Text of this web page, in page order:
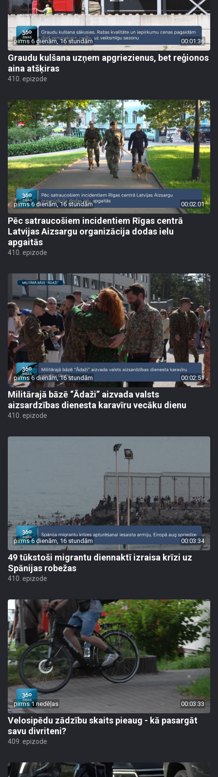
pirms 6 dienām, 16 stundām 00:01:36
Graudu kulšana uzņem apgriezienus, bet reģionos
aina atšķiras
410. epizode
pirms 6 dienām, 16 stundām 00:02:01
Pēc satraucošiem incidentiem Rīgas centrā
Latvijas Aizsargu organizācija dodas ielu
apgaitās
410. epizode
pirms 6 dienām, 16 stundām 00:02:51
Militārajā bāzē “Ādaži” aizvada valsts
aizsardzības dienesta karavīru vecāku dienu
410. epizode
pirms 6 dienām, 16 stundām 00:03:34
49 tūkstoši migrantu diennaktī izraisa krīzi uz
Spānijas robežas
410. epizode
pirms 1 nedēļas 00:03:33
Velosipēdu zādzību skaits pieaug - kā pasargāt
savu divriteni?
409. epizode